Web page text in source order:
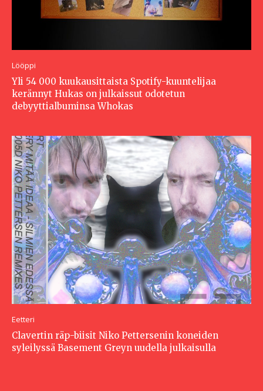
Lööppi
Yli 54 000 kuukausittaista Spotify-kuuntelijaa
kerännyt Hukas on julkaissut odotetun
debyyttialbuminsa Whokas
Eetteri
Clavertin räp-biisit Niko Pettersenin koneiden
syleilyssä Basement Greyn uudella julkaisulla